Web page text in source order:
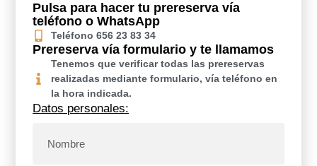
Pulsa para hacer tu prereserva vía
teléfono o WhatsApp
Teléfono 656 23 83 34
Prereserva vía formulario y te llamamos
Tenemos que verificar todas las prereservas
realizadas mediante formulario, vía teléfono en
la hora indicada.
Datos personales: